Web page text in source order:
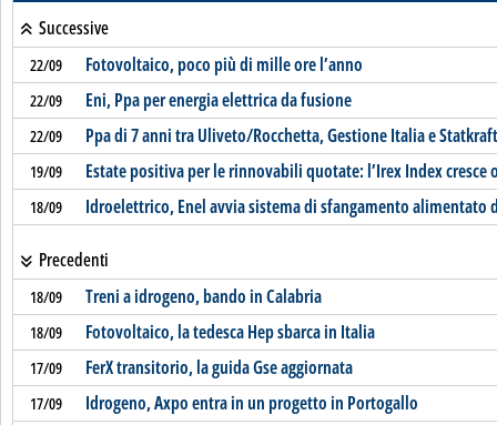
Successive
22/09 Fotovoltaico, poco più di mille ore l’anno
22/09 Eni, Ppa per energia elettrica da fusione
22/09 Ppa di 7 anni tra Uliveto/Rocchetta, Gestione Italia e Statkraft
19/09 Estate positiva per le rinnovabili quotate: l’Irex Index cresce
18/09 Idroelettrico, Enel avvia sistema di sfangamento alimentato
Precedenti
18/09 Treni a idrogeno, bando in Calabria
18/09 Fotovoltaico, la tedesca Hep sbarca in Italia
17/09 FerX transitorio, la guida Gse aggiornata
17/09 Idrogeno, Axpo entra in un progetto in Portogallo